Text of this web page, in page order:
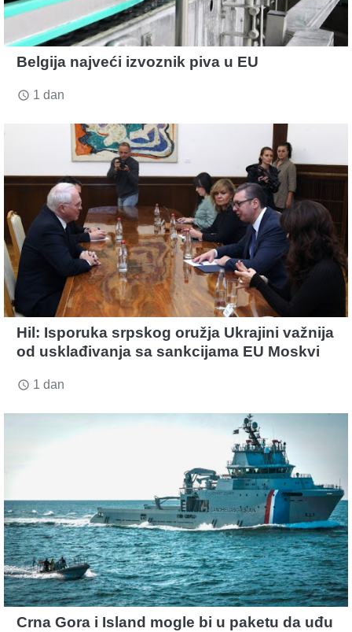
Belgija najveći izvoznik piva u EU
access_time 1 dan
Hil: Isporuka srpskog oružja Ukrajini važnija
od usklađivanja sa sankcijama EU Moskvi
access_time 1 dan
Crna Gora i Island mogle bi u paketu da uđu